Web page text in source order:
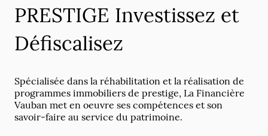
PRESTIGE Investissez et
Défiscalisez
Spécialisée dans la réhabilitation et la réalisation de
programmes immobiliers de prestige, La Financière
Vauban met en oeuvre ses compétences et son
savoir-faire au service du patrimoine.